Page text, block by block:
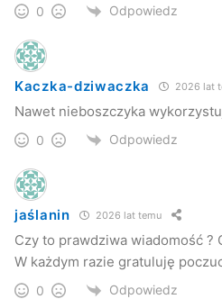
0 Odpowiedz
Kaczka-dziwaczka 2026 lat
Nawet nieboszczyka
0 Odpowiedz
jaślanin 2026 lat temu
Czy to prawdziwa wiadomość ?
W każdym razie gratuluję
0 Odpowiedz